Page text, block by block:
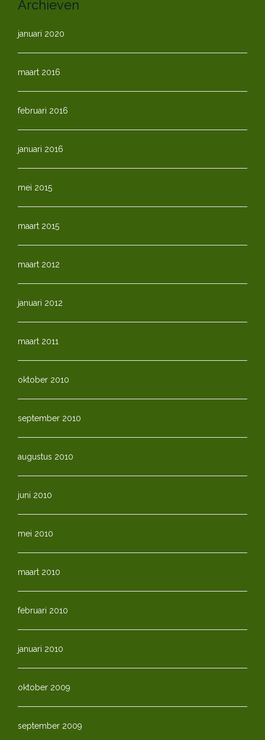
Archieven
januari 2020
maart 2016
februari 2016
januari 2016
mei 2015
maart 2015
maart 2012
januari 2012
maart 2011
oktober 2010
september 2010
augustus 2010
juni 2010
mei 2010
maart 2010
februari 2010
januari 2010
oktober 2009
september 2009